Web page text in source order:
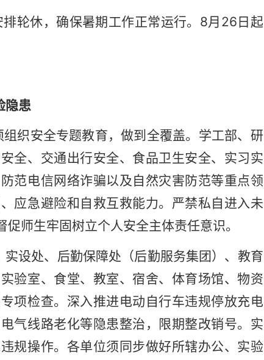
轮休，确保暑期工作正常运行。8月26日起
隐患
织安全专题教育，做到全覆盖。学工部、研
全、交通出行安全、食品卫生安全、实习实
范电信网络诈骗以及自然灾害防范等重点领
应急避险和自救互救能力。严禁私自进入未
师生牢固树立个人安全主体责任意识。
设处、后勤保障处（后勤服务集团）、教育
验室、食堂、教室、宿舍、体育场馆、物资
项检查。深入推进电动自行车违规停放充电
气线路老化等隐患整治，限期整改销号。实
规操作。各单位须同步做好所辖办公、实验